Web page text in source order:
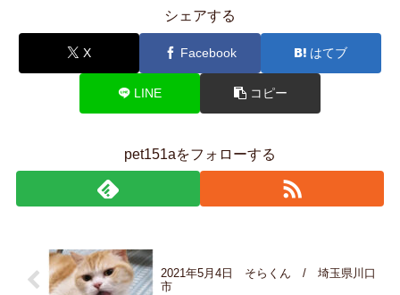
シェアする
X Facebook はてブ
LINE コピー
pet151aをフォローする
2021年5月4日 そらくん / 埼玉県川口
市